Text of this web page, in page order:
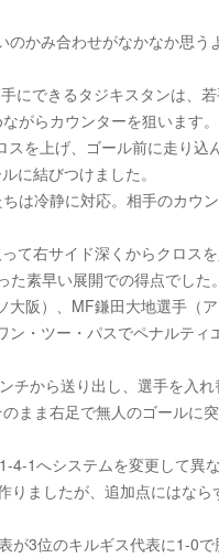
のかみ合わせがなかなか思う
にできるタジキスタンは、
がらカウンターを狙います。
スを上げ、ゴール前に走り込
に結びつけました。
は冷静に対応。相手のカウ
て右サイド深くからクロス
素早い展開での得点でした。
大阪）、MF鎌田大地選手（
ン・ツー・パスでペナルティ
チから送り出し、選手を入れ
まま右足で無人のゴールに
4-1へシステムを変更して異
りましたが、追加点にはなら
が3位のキルギス代表に1-0で